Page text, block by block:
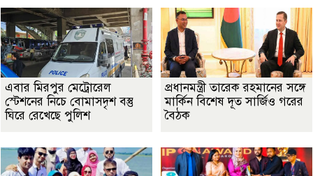
এবার মিরপুর মেট্রোরেল
স্টেশনের নিচে বোমাসদৃশ বস্তু
ঘিরে রেখেছে পুলিশ
প্রধানমন্ত্রী তারেক রহমানের সঙ্গে
মার্কিন বিশেষ দূত সার্জিও গরের
বৈঠক